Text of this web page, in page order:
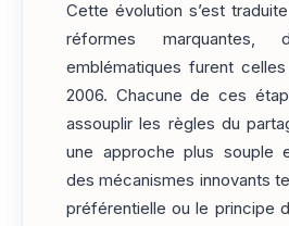
Cette évolution s’est
réformes
emblématiques furent
2006. Chacune de ces
assouplir les règles du
une approche plus souple
des mécanismes innovants
préférentielle ou le principe